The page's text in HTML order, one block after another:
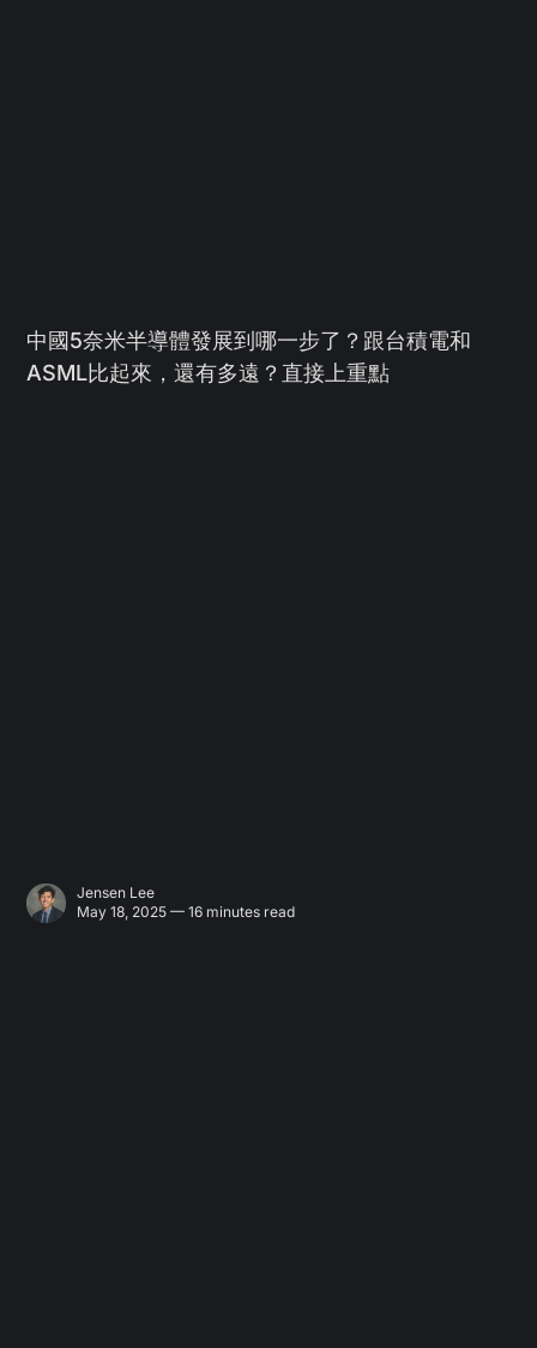
中國5奈米半導體發展到哪一步了？跟台積電和
ASML比起來，還有多遠？直接上重點
Jensen Lee
May 18, 2025 — 16 minutes read